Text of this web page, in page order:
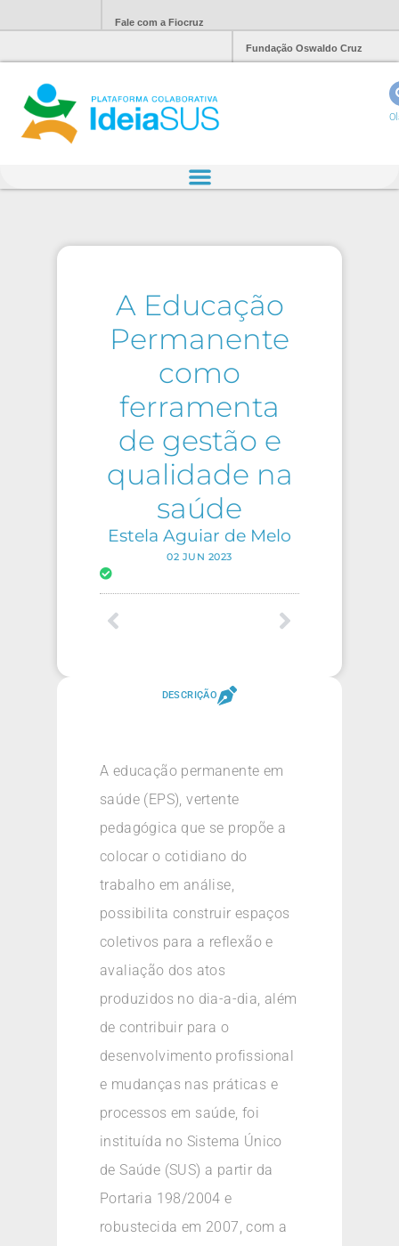
Fale com a Fiocruz
Fundação Oswaldo Cruz
A Educação
Permanente
como
ferramenta
de gestão e
qualidade na
saúde
Estela Aguiar de Melo
02 JUN 2023
DESCRIÇÃO
A educação permanente em
saúde (EPS), vertente
pedagógica que se propõe a
colocar o cotidiano do
trabalho em análise,
possibilita construir espaços
coletivos para a reflexão e
avaliação dos atos
produzidos no dia-a-dia, além
de contribuir para o
desenvolvimento profissional
e mudanças nas práticas e
processos em saúde, foi
instituída no Sistema Único
de Saúde (SUS) a partir da
Portaria 198/2004 e
robustecida em 2007, com a